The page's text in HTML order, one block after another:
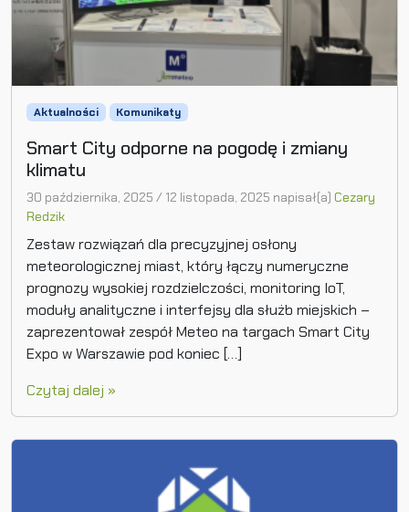
Aktualności Komunikaty
Smart City odporne na pogodę i zmiany
klimatu
30 października, 2025 / 12 listopada, 2025 napisał(a) Cezary
Redzik
Zestaw rozwiązań dla precyzyjnej osłony
meteorologicznej miast, który łączy numeryczne
prognozy wysokiej rozdzielczości, monitoring IoT,
moduły analityczne i interfejsy dla służb miejskich –
zaprezentował zespół Meteo na targach Smart City
Expo w Warszawie pod koniec […]
Czytaj dalej »